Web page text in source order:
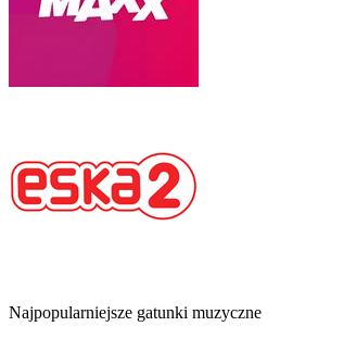
Najpopularniejsze gatunki muzyczne